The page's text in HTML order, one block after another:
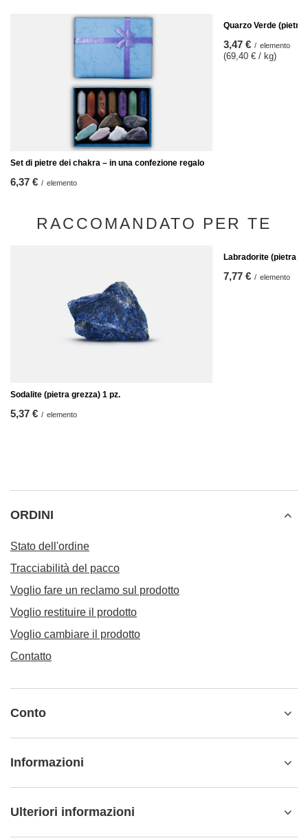
Set di pietre dei chakra – in una confezione regalo
6,37 € / elemento
Quarzo Verde (pietra
3,47 € / elemento
(69,40 € / kg)
RACCOMANDATO PER TE
Sodalite (pietra grezza) 1 pz.
5,37 € / elemento
Labradorite (pietra
7,77 € / elemento
ORDINI
Stato dell'ordine
Tracciabilità del pacco
Voglio fare un reclamo sul prodotto
Voglio restituire il prodotto
Voglio cambiare il prodotto
Contatto
Conto
Informazioni
Ulteriori informazioni